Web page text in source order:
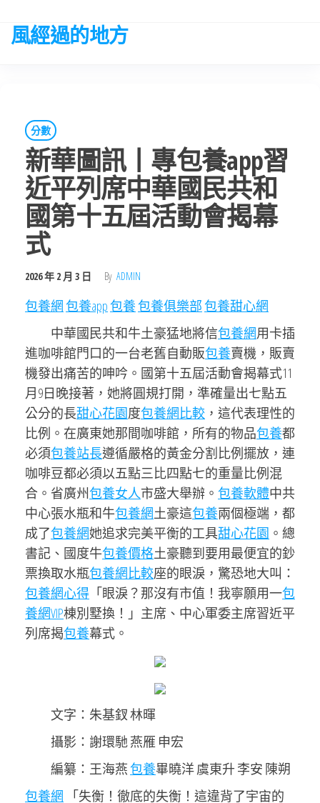
the
風經過的地方
分數
新華圖訊丨專包養app習
近平列席中華國民共和
國第十五屆活動會揭幕
式
2026 年 2 月 3 日 By ADMIN
包養網包養app包養包養俱樂部包養甜心網
中華國民共和牛土豪猛地將信包養網用卡插
進咖啡館門口的一台老舊自動販包養賣機，販賣
機發出痛苦的呻吟。國第十五屆活動會揭幕式11
月9日晚接著，她將圓規打開，準確量出七點五
公分的長甜心花園度包養網比較 ，這代表理性的
比例。在廣東她那間咖啡館，所有的物品包養都
必須包養站長遵循嚴格的黃金分割比例擺放，連
咖啡豆都必須以五點三比四點七的重量比例混
合。省廣州包養女人市盛大舉辦。 包養軟體中共
中心張水瓶和牛包養網土豪這包養兩個極端，都
成了包養網她追求完美平衡的工具甜心花園 。總
書記、國度牛包養價格土豪聽到要用最便宜的鈔
票換取水瓶包養網比較座的眼淚，驚恐地大叫：
包養網心得 「眼淚？那沒有市值！我寧願用一包
養網VIP棟別墅換！」主席、中心軍委主席習近平
列席揭包養幕式。
文字：朱基釵 林暉
攝影：謝環馳 燕雁 申宏
編纂：王海燕包養畢曉洋 虞東升 李安 陳朔
包養網 「失衡！徹底的失衡！這違背了宇宙的